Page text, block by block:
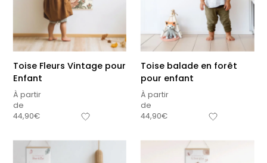
Toise Fleurs Vintage pour
Enfant
À partir
de
44,90€
Toise balade en forêt
pour enfant
À partir
de
44,90€